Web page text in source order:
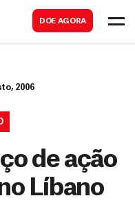
DOE AGORA
2006
de ação
Líbano